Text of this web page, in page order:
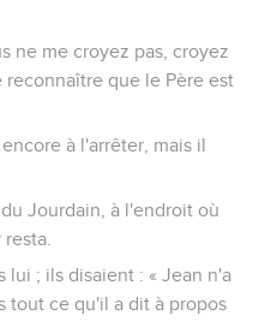
ne me croyez pas, croyez
que le Père est
à l'arrêter, mais il
Jourdain, à l'endroit où
lui ; ils disaient : « Jean n'a
tout ce qu'il a dit à propos